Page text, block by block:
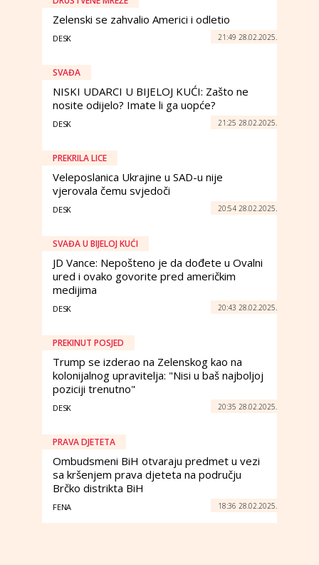
Zelenski se zahvalio Americi i odletio
DESK 21:49 28.02.2025.
SVAĐA
NISKI UDARCI U BIJELOJ KUĆI: Zašto ne
nosite odijelo? Imate li ga uopće?
DESK 21:25 28.02.2025.
PREKRILA LICE
Veleposlanica Ukrajine u SAD-u nije
vjerovala čemu svjedoči
DESK 20:54 28.02.2025.
SVAĐA U BIJELOJ KUĆI
JD Vance: Nepošteno je da dođete u Ovalni
ured i ovako govorite pred američkim
medijima
DESK 20:43 28.02.2025.
PREKINUT POSJED
Trump se izderao na Zelenskog kao na
kolonijalnog upravitelja: "Nisi u baš najboljoj
poziciji trenutno"
DESK 20:35 28.02.2025.
PRAVA DJETETA
Ombudsmeni BiH otvaraju predmet u vezi
sa kršenjem prava djeteta na području
Brčko distrikta BiH
FENA 18:36 28.02.2025.